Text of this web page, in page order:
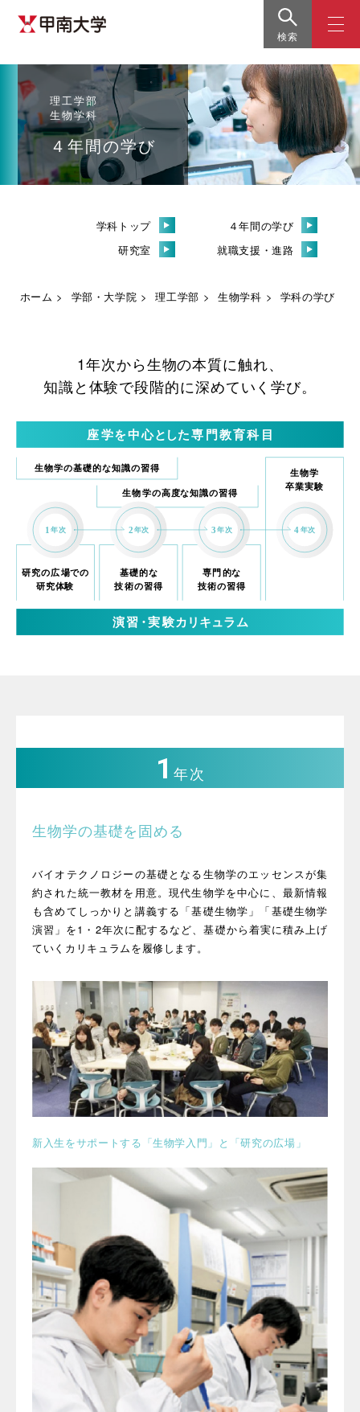
検索
理工学部
生物学科
４年間の学び
学科トップ
４年間の学び
研究室
就職支援・進路
ホーム 学部・大学院 理工学部 生物学科 学科の学び
1年次から生物の本質に触れ、
知識と体験で段階的に深めていく学び。
1 年次
生物学の基礎を固める
バイオテクノロジーの基礎となる生物学のエッセンスが集
約された統一教材を用意。現代生物学を中心に、最新情報
も含めてしっかりと講義する「基礎生物学」「基礎生物学
演習」を1・2年次に配するなど、基礎から着実に積み上げ
ていくカリキュラムを履修します。
新入生をサポートする「生物学入門」と「研究の広場」